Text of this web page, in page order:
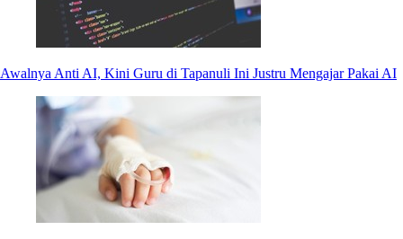
Awalnya Anti AI, Kini Guru di Tapanuli Ini Justru Mengajar Pakai AI